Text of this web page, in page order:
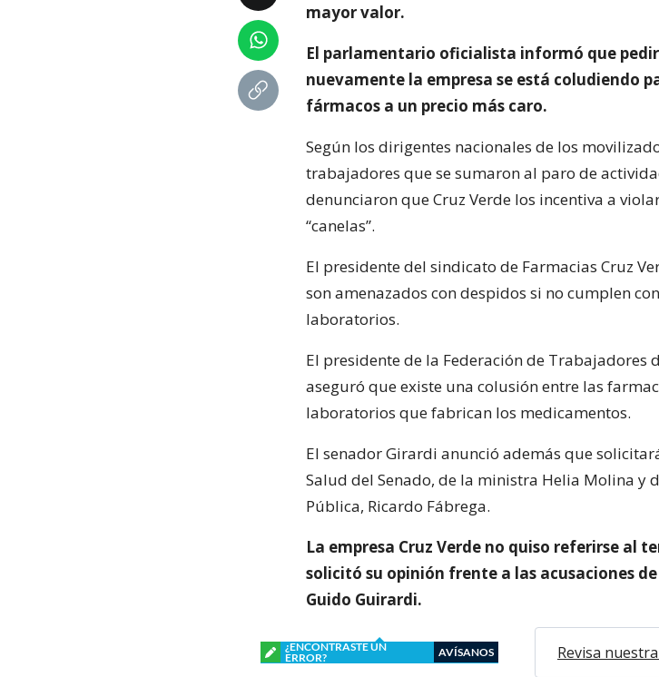
mayor valor.
El parlamentario oficialista informó que
nuevamente la empresa se está coludiendo
fármacos a un precio más caro.
Según los dirigentes nacionales de los
trabajadores que se sumaron al paro de
denunciaron que Cruz Verde los incentiva a
“canelas”.
El presidente del sindicato de Farmacias Cruz
son amenazados con despidos si no cumplen
laboratorios.
El presidente de la Federación de Trabajadores
aseguró que existe una colusión entre las
laboratorios que fabrican los medicamentos.
El senador Girardi anunció además que
Salud del Senado, de la ministra Helia Molina y
Pública, Ricardo Fábrega.
La empresa Cruz Verde no quiso referirse al
solicitó su opinión frente a las acusaciones
Guido Guirardi.
¿ENCONTRASTE UN
ERROR?
AVÍSANOS Revisa